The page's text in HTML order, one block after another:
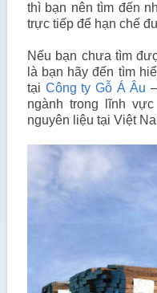
thì bạn nên tìm đến
trực tiếp để hạn chế
Nếu bạn chưa tìm
là bạn hãy đến tìm
tại Công ty Gỗ Á Âu
ngành trong lĩnh
nguyên liệu tại Việt